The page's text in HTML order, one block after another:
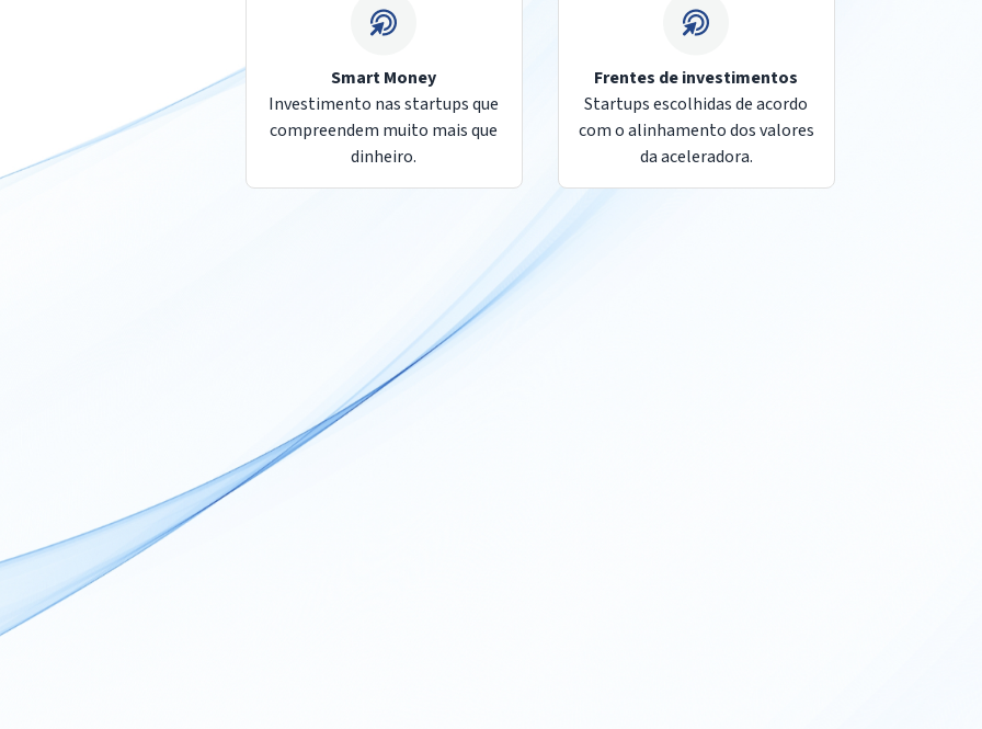
Smart Money
Investimento nas startups que
compreendem muito mais que
dinheiro.
Frentes de investimentos
Startups escolhidas de acordo
com o alinhamento dos valores
da aceleradora.